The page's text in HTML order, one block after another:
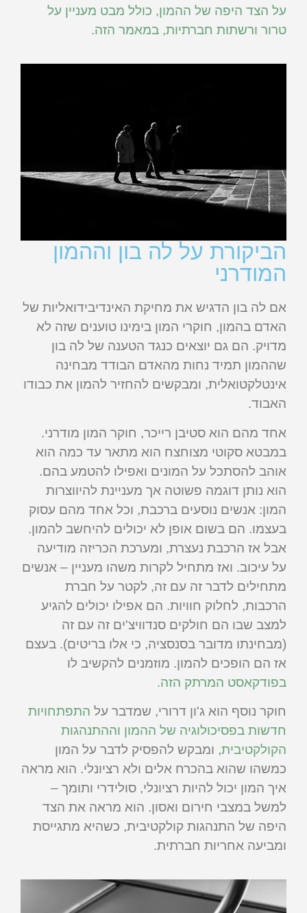
על הצד היפה של ההמון, כולל מבט מעניין על
טרור ורשתות חברתיות, במאמר הזה.
הביקורת על לה בון וההמון
המודרני
אם לה בון הדגיש את מחיקת האינדיבידואליות של
האדם בהמון, חוקרי המון בימינו טוענים שזה לא
מדויק. הם גם יוצאים כנגד הטענה של לה בון
שההמון תמיד נחות מהאדם הבודד מבחינה
אינטלקטואלית, ומבקשים להחזיר להמון את כבודו
האבוד.
אחד מהם הוא סטיבן רייכר, חוקר המון מודרני.
במבטא סקוטי מצוחצח הוא מתאר עד כמה הוא
אוהב להסתכל על המונים ואפילו להטמע בהם.
הוא נותן דוגמה פשוטה אך מעניינת להיווצרות
המון: אנשים נוסעים ברכבת, וכל אחד מהם עסוק
בעצמו. הם בשום אופן לא יכולים להיחשב להמון.
אבל אז הרכבת נעצרת, ומערכת הכריזה מודיעה
על עיכוב. ואז מתחיל לקרות משהו מעניין – אנשים
מתחילים לדבר זה עם זה, לקטר על חברת
הרכבות, לחלוק חוויות. הם אפילו יכולים להגיע
למצב שבו הם חולקים סנדוויצ'ים זה עם זה
(מבחינתו מדובר בסנסציה, כי אלו בריטים). בעצם
אז הם הופכים להמון. מוזמנים להקשיב לו
בפודקאסט המרתק הזה.
חוקר נוסף הוא ג'ון דרורי, שמדבר על התפתחויות
חדשות בפסיכולוגיה של ההמון וההתנהגות
הקולקטיבית, ומבקש להפסיק לדבר על המון
כמשהו שהוא בהכרח אלים ולא רציונלי. הוא מראה
איך המון יכול להיות רציונלי, סולידרי ותומך –
למשל במצבי חירום ואסון. הוא מראה את הצד
היפה של התנהגות קולקטיבית, כשהיא מתגייסת
ומביעה אחריות חברתית.